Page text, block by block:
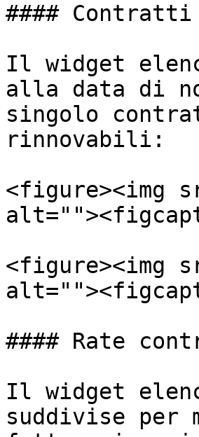
#### Contratti
Il widget
alla data di
singolo
rinnovabili:
<figure><img
<figure><img
#### Rate
Il widget
suddivise per